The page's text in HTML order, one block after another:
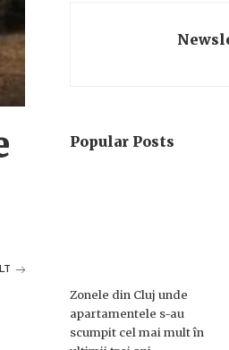
Popular Posts
Zonele din Cluj unde
apartamentele s-au
scumpit cel mai mult în